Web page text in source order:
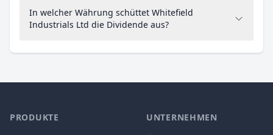
In welcher Währung schüttet Whitefield
Industrials Ltd die Dividende aus?
PRODUKTE UNTERNEHMEN